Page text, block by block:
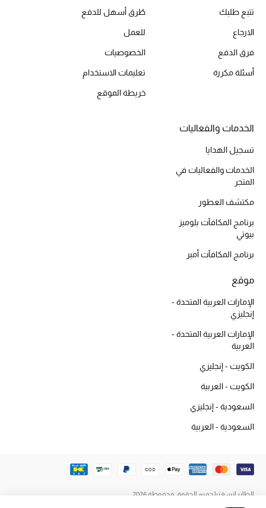
العناية بالبشرة
مستحضرات الاستحمام والعناية بالجسم
الصحة والعافية
الجمال في بلوميز
هدايا
أبرز الماركات
تسوقوا أحدث الماركات
خصومات
الموسم الجديد
ما وصلنا حديثاً
تتبع طلبك
الارجاع
فرق الدفع
أسئلة مكررة
طُرق أسهل للدفع
للعمل
الخصوصيات
تعليمات الاستخدام
خريطة الموقع
الخدمات والفعاليات
تسجيل الهدايا
الخدمات والفعاليات في
المتجر
مكتشف العطور
برنامج المكافآت بلوميز
بيوتي
برنامج المكافآت أمبر
موقع
الإمارات العربية المتحدة -
إنجليزي
الإمارات العربية المتحدة -
العربية
الكويت - إنجليزي
الكويت - العربية
السعودية - إنجليزي
السعودية - العربية
الطاير إنسغنيا جميع الحقوق محفوظة 2026